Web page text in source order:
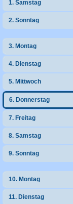
1. Samstag
2. Sonntag
3. Montag
4. Dienstag
5. Mittwoch
6. Donnerstag
7. Freitag
8. Samstag
9. Sonntag
10. Montag
11. Dienstag